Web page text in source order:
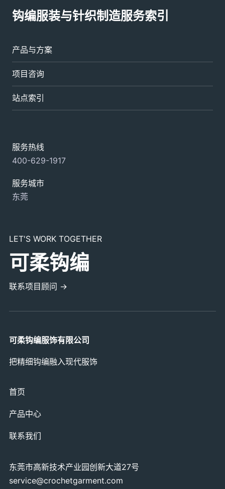
钩编服装与针织制造服务索引
产品与方案
项目咨询
站点索引
服务热线
400-629-1917
服务城市
东莞
LET'S WORK TOGETHER
可柔钩编
联系项目顾问 →
可柔钩编服饰有限公司
把精细钩编融入现代服饰
首页
产品中心
联系我们
东莞市高新技术产业园创新大道27号
service@crochetgarment.com